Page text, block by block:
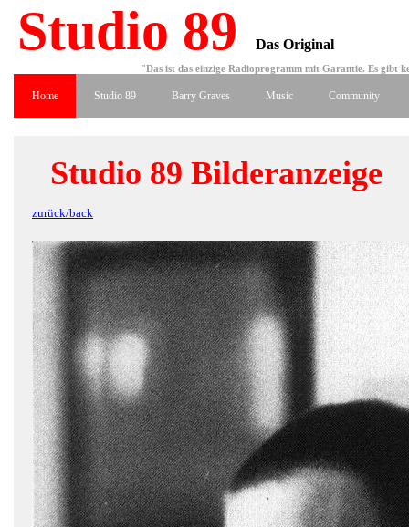
Studio 89 Das Original
"Das ist das einzige Radioprogramm mit Garantie. Es gibt
Home Studio 89 Barry Graves Music Community
Studio 89 Bilderanzeige
zurück/back